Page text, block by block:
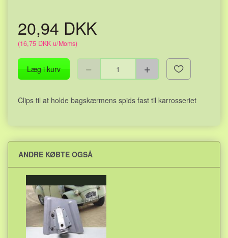
20,94 DKK
(16,75 DKK u/Moms)
Læg i kurv
Clips til at holde bagskærmens spids fast til karrosseriet
ANDRE KØBTE OGSÅ